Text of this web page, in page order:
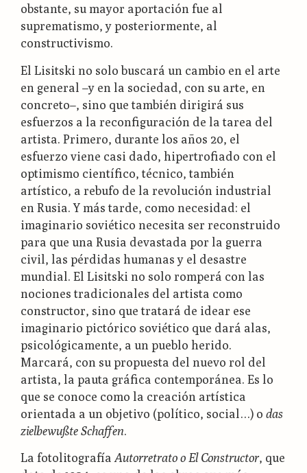
obstante, su mayor aportación fue al
suprematismo, y posteriormente, al
constructivismo.
El Lisitski no solo buscará un cambio en el arte
en general –y en la sociedad, con su arte, en
concreto–, sino que también dirigirá sus
esfuerzos a la reconfiguración de la tarea del
artista. Primero, durante los años 20, el
esfuerzo viene casi dado, hipertrofiado con el
optimismo científico, técnico, también
artístico, a rebufo de la revolución industrial
en Rusia. Y más tarde, como necesidad: el
imaginario soviético necesita ser reconstruido
para que una Rusia devastada por la guerra
civil, las pérdidas humanas y el desastre
mundial. El Lisitski no solo romperá con las
nociones tradicionales del artista como
constructor, sino que tratará de idear ese
imaginario pictórico soviético que dará alas,
psicológicamente, a un pueblo herido.
Marcará, con su propuesta del nuevo rol del
artista, la pauta gráfica contemporánea. Es lo
que se conoce como la creación artística
orientada a un objetivo (político, social…) odas
zielbewußte Schaffen.
La fotolitografíaAutorretrato o El Constructor, que